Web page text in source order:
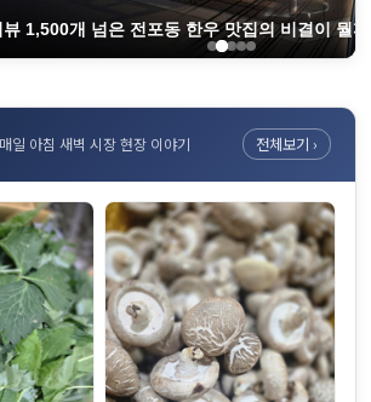
1,500개 넘은 전포동 한우 맛집의 비결이 뭘
매일 아침 새벽 시장 현장 이야기 전체보기 ›